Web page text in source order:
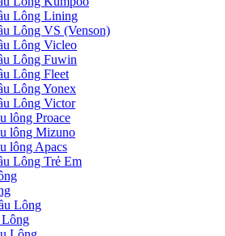
Lông Lining
Lông VS (Venson)
Lông Vicleo
Lông Fuwin
Lông Fleet
Lông Yonex
Lông Victor
lông Proace
lông Mizuno
lông Apacs
Lông Trẻ Em
Lông